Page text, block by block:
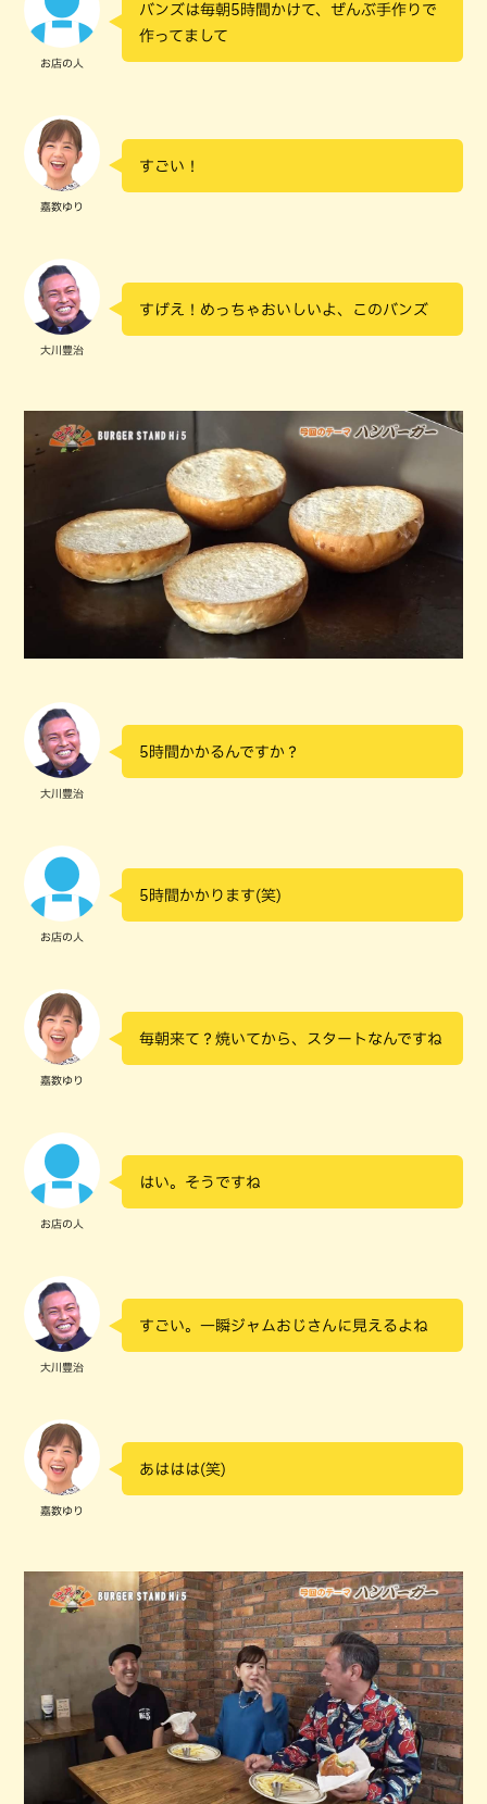
お店の人
バンズは毎朝5時間かけて、ぜんぶ手作りで
作ってまして
嘉数ゆり
すごい！
大川豊治
すげえ！めっちゃおいしいよ、このバンズ
大川豊治
5時間かかるんですか？
お店の人
5時間かかります(笑)
嘉数ゆり
毎朝来て？焼いてから、スタートなんですね
お店の人
はい。そうですね
大川豊治
すごい。一瞬ジャムおじさんに見えるよね
嘉数ゆり
あははは(笑)